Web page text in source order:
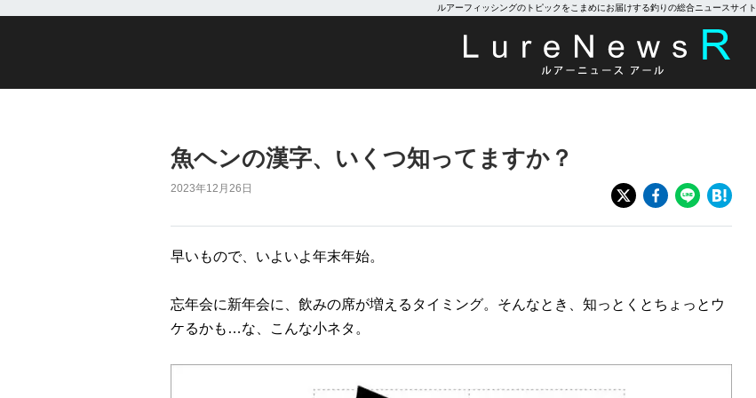
ルアーフィッシングのトピックをこまめにお届けする釣りの総合ニュースサイト
魚ヘンの漢字、いくつ知ってますか？
2023年12月26日
早いもので、いよいよ年末年始。
忘年会に新年会に、飲みの席が増えるタイミング。そんなとき、知っとくとちょっとウ
ケるかも…な、こんな小ネタ。